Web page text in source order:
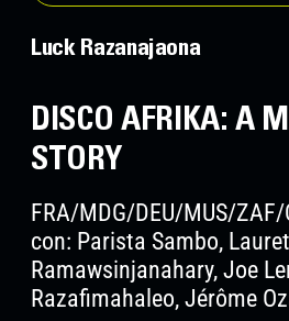
Luck Razanajaona
DISCO AFRIKA: A
STORY
FRA/MDG/DEU/MUS/
con: Parista Sambo,
Ramawsinjanahary, Joe
Razafimahaleo, Jérôme